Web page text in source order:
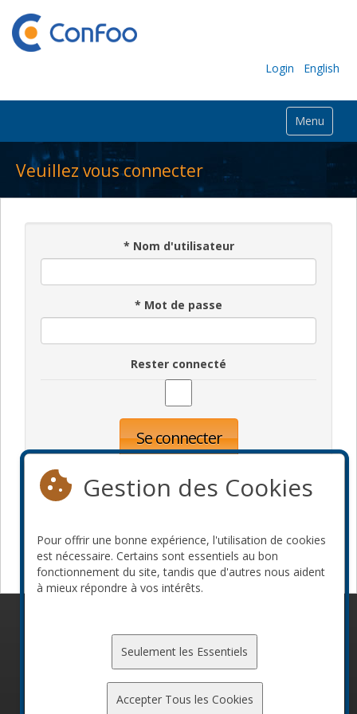
Login English
Menu
Veuillez vous connecter
* Nom d'utilisateur
* Mot de passe
Rester connecté
Se connecter
Devenir commanditaire
Gestion des Cookies
Pour offrir une bonne expérience, l'utilisation de cookies
est nécessaire. Certains sont essentiels au bon
fonctionnement du site, tandis que d'autres nous aident
à mieux répondre à vos intérêts.
Seulement les Essentiels
Accepter Tous les Cookies